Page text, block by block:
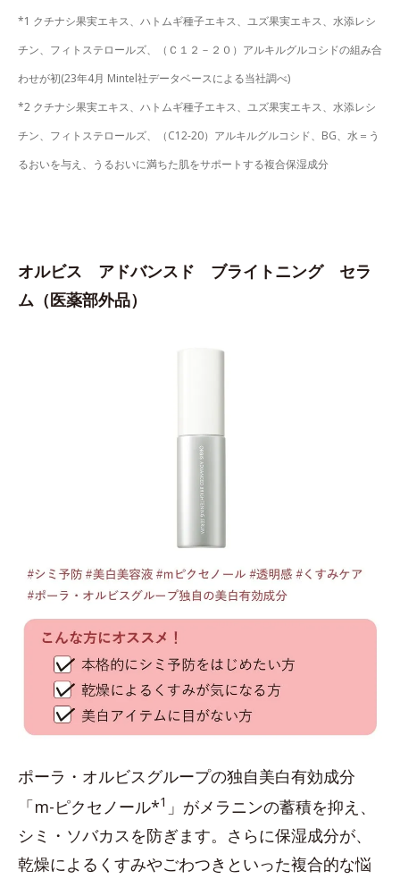
*1 クチナシ果実エキス、ハトムギ種子エキス、ユズ果実エキス、水添レシ
チン、フィトステロールズ、（Ｃ１２－２０）アルキルグルコシドの組み合
わせが初(23年4月 Mintel社データベースによる当社調べ)
*2 クチナシ果実エキス、ハトムギ種子エキス、ユズ果実エキス、水添レシ
チン、フィトステロールズ、（C12-20）アルキルグルコシド、BG、水＝う
るおいを与え、うるおいに満ちた肌をサポートする複合保湿成分
オルビス アドバンスド ブライトニング セラ
ム（医薬部外品）
ポーラ・オルビスグループの独自美白有効成分
「m-ピクセノール*1 」がメラニンの蓄積を抑え、
シミ・ソバカスを防ぎます。さらに保湿成分が、
乾燥によるくすみやごわつきといった複合的な悩